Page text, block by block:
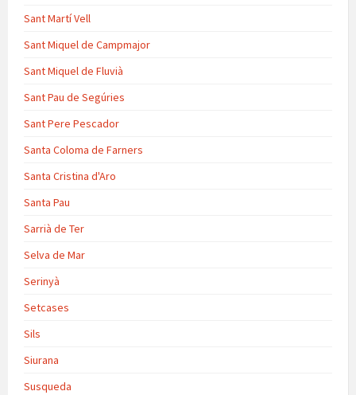
Sant Martí Vell
Sant Miquel de Campmajor
Sant Miquel de Fluvià
Sant Pau de Segúries
Sant Pere Pescador
Santa Coloma de Farners
Santa Cristina d'Aro
Santa Pau
Sarrià de Ter
Selva de Mar
Serinyà
Setcases
Sils
Siurana
Susqueda